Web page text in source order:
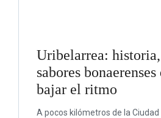
Uribelarrea:
sabores
bajar el ritmo
A pocos kilómetros de la